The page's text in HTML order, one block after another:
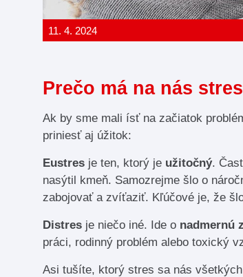
11. 4. 2024
Prečo má na nás
Ak by sme mali ísť na začiatok
priniesť aj úžitok:
Eustres je ten, ktorý je užitočný.
nasýtil kmeň. Samozrejme šlo o
zabojovať a zvíťaziť. Kľúčové je, že
Distres je niečo iné. Ide o nadmernú
práci, rodinný problém alebo toxický
Asi tušíte, ktorý stres sa nás